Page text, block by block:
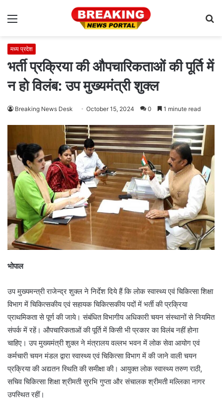
Menu
मध्य प्रदेश
भर्ती प्रक्रिया की औपचारिकताओं की पूर्ति में
न हो विलंब: उप मुख्यमंत्री शुक्ल
Breaking News Desk October 15, 2024 0 1 minute read
भोपाल
उप मुख्यमन्त्री राजेन्द्र शुक्ल ने निर्देश दिये हैं कि लोक स्वास्थ्य एवं चिकित्सा शिक्षा
विभाग में चिकित्सकीय एवं सहायक चिकित्सकीय पदों में भर्ती की प्रक्रिया
प्राथमिकता से पूर्ण की जाये। संबंधित विभागीय अधिकारी चयन संस्थानों से नियमित
संपर्क में रहें। औपचारिकताओं की पूर्ति में किसी भी प्रकार का विलंब नहीं होना
चाहिए। उप मुख्यमंत्री शुक्ल ने मंत्रालय वल्लभ भवन में लोक सेवा आयोग एवं
कर्मचारी चयन मंडल द्वारा स्वास्थ्य एवं चिकित्सा विभाग में की जाने वाली चयन
प्रक्रिया की अद्यतन स्थिति की समीक्षा की। आयुक्त लोक स्वास्थ्य तरुण राठी,
सचिव चिकित्सा शिक्षा श्रीमती सुरभि गुप्ता और संचालक श्रीमती मल्लिका नागर
उपस्थित रहीं।